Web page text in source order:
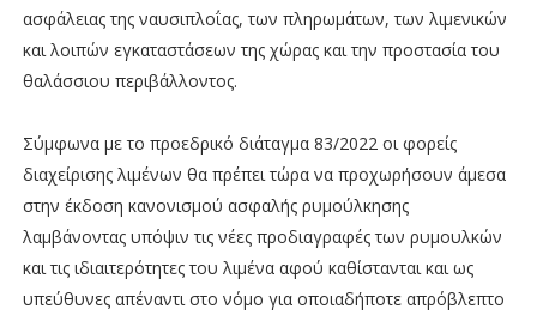
ασφάλειας της ναυσιπλοΐας, των πληρωμάτων, των λιμενικών
και λοιπών εγκαταστάσεων της χώρας και την προστασία του
θαλάσσιου περιβάλλοντος.
Σύμφωνα με το προεδρικό διάταγμα 83/2022 οι φορείς
διαχείρισης λιμένων θα πρέπει τώρα να προχωρήσουν άμεσα
στην έκδοση κανονισμού ασφαλής ρυμούλκησης
λαμβάνοντας υπόψιν τις νέες προδιαγραφές των ρυμουλκών
και τις ιδιαιτερότητες του λιμένα αφού καθίστανται και ως
υπεύθυνες απέναντι στο νόμο για οποιαδήποτε απρόβλεπτο